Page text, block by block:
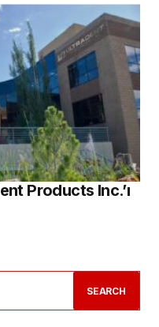
Products Inc.’ı
SEARCH